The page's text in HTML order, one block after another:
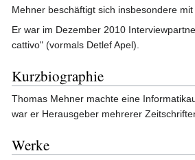
Mehner beschäftigt sich insbesondere mit
Er war im Dezember 2010
cattivo" (vormals Detlef Apel).
Kurzbiographie
Thomas Mehner machte eine
war er Herausgeber mehrerer
Werke